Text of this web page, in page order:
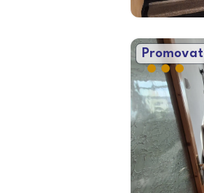
Promovat